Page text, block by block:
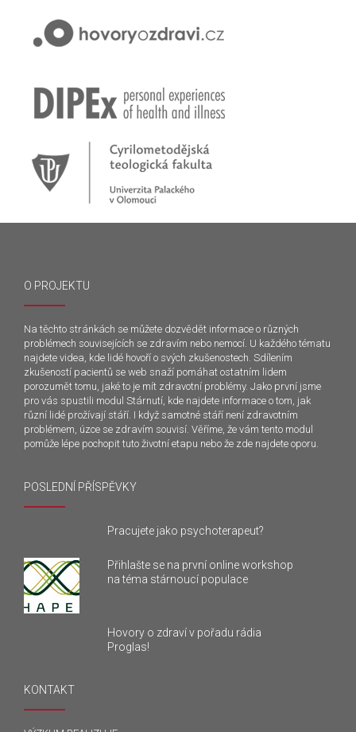
O PROJEKTU
Na těchto stránkách se můžete dozvědět informace o různých
problémech souvisejících se zdravím nebo nemocí. U každého tématu
najdete videa, kde lidé hovoří o svých zkušenostech. Sdílením
zkušeností pacientů se web snaží pomáhat ostatním lidem
porozumět tomu, jaké to je mít zdravotní problémy. Jako první jsme
pro vás spustili modul Stárnutí, kde najdete informace o tom, jak
různí lidé prožívají stáří. I když samotné stáří není zdravotním
problémem, úzce se zdravím souvisí. Věříme, že vám tento modul
pomůže lépe pochopit tuto životní etapu nebo že zde najdete oporu.
POSLEDNÍ PŘÍSPĚVKY
Pracujete jako psychoterapeut?
Přihlašte se na první online workshop
na téma stárnoucí populace
Hovory o zdraví v pořadu rádia
Proglas!
KONTAKT